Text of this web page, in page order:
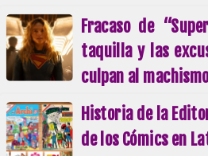
Fracaso de
taquilla y las
culpan al
Historia de la
de los Cómics en